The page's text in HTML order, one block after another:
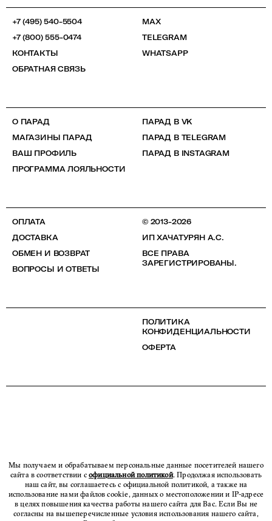
+7 (495) 540-5504
+7 (800) 555-0474
КОНТАКТЫ
ОБРАТНАЯ СВЯЗЬ
MAX
TELEGRAM
WHATSAPP
О ПАРАД
МАГАЗИНЫ ПАРАД
ВАШ ПРОФИЛЬ
ПРОГРАММА ЛОЯЛЬНОСТИ
ПАРАД В VK
ПАРАД В TELEGRAM
ПАРАД В INSTAGRAM
ОПЛАТА
ДОСТАВКА
ОБМЕН И ВОЗВРАТ
ВОПРОСЫ И ОТВЕТЫ
© 2013-2026
ИП ХАЧАТУРЯН А.С.
ВСЕ ПРАВА
ЗАРЕГИСТРИРОВАНЫ.
ПОЛИТИКА
КОНФИДЕНЦИАЛЬНОСТИ
ОФЕРТА
Мы получаем и обрабатываем персональные данные посетителей нашего
сайта в соответствии софициальной политикой. Продолжая использовать
наш сайт, вы соглашаетесь с официальной политикой, а также на
использование нами файлов cookie, данных о местоположении и IP-адресе
в целях повышения качества работы нашего сайта для Вас. Если Вы не
согласны на вышеперечисленные условия использования нашего сайта,